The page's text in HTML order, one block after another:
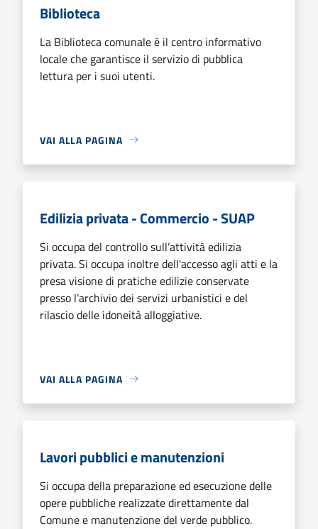
Biblioteca
La Biblioteca comunale è il centro informativo
locale che garantisce il servizio di pubblica
lettura per i suoi utenti.
VAI ALLA PAGINA
Edilizia privata - Commercio - SUAP
Si occupa del controllo sull’attività edilizia
privata. Si occupa inoltre dell'accesso agli atti e la
presa visione di pratiche edilizie conservate
presso l’archivio dei servizi urbanistici e del
rilascio delle idoneità alloggiative.
VAI ALLA PAGINA
Lavori pubblici e manutenzioni
Si occupa della preparazione ed esecuzione delle
opere pubbliche realizzate direttamente dal
Comune e manutenzione del verde pubblico.